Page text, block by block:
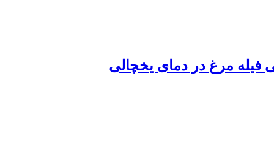
مرغ در دمای یخچالی